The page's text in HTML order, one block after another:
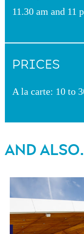
11.30 am and 11
PRICES
A la carte: 10 to
AND